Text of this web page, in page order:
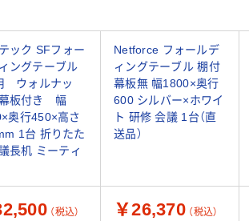
ック SFフォー
ングテーブル
ウォルナッ
板付き 幅
奥行450×高さ
1台 折りたた
長机 ミーティ
Netforce フォールデ
ィングテーブル 棚付
幕板無 幅1800×奥行
600 シルバー×ホワイ
ト 研修 会議 1台（直
送品）
（税込） ￥26,370 （税込）